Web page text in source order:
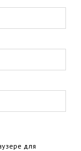
для